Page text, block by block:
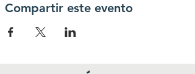
Compartir este evento